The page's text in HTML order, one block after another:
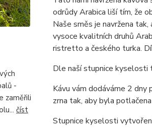
-
zaměřili
číst
odrůdy Arabica liší tím, že
Naše směs je navržena
vysoce kvalitních druhů
ristretto a českého turka.
Dle naší stupnice kyselosti
Kávu vám dodáváme 2 dny
zrna tak, aby byla
Stupnice kyselosti